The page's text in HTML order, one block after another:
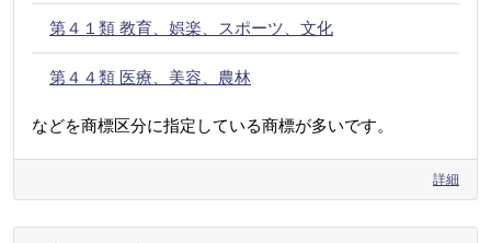
第４１類 教育、娯楽、スポーツ、文化
第４４類 医療、美容、農林
などを商標区分に指定している商標が多いです。
詳細